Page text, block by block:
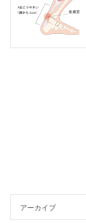
アーカイブ